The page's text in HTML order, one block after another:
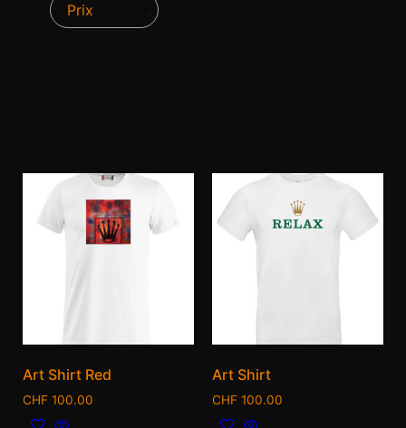
Prix
Art Shirt Red
CHF 100.00
Art Shirt
CHF 100.00